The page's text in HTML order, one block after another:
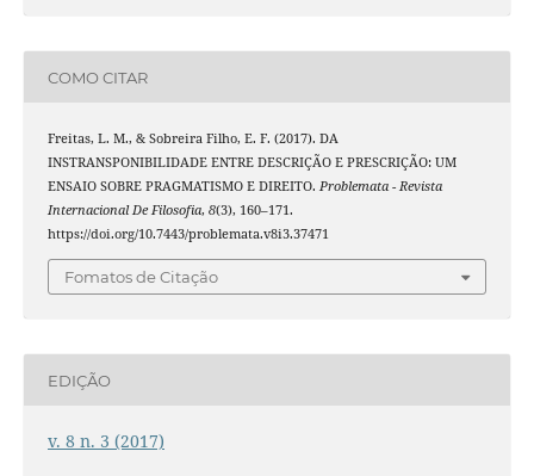
COMO CITAR
Freitas, L. M., & Sobreira Filho, E. F. (2017). DA
INSTRANSPONIBILIDADE ENTRE DESCRIÇÃO E PRESCRIÇÃO: UM
ENSAIO SOBRE PRAGMATISMO E DIREITO. Problemata - Revista
Internacional De Filosofia, 8(3), 160–171.
https://doi.org/10.7443/problemata.v8i3.37471
Fomatos de Citação
EDIÇÃO
v. 8 n. 3 (2017)